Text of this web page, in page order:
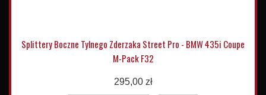
Splittery Boczne Tylnego Zderzaka Street Pro - BMW 435i Coupe
M-Pack F32
295,00 zł